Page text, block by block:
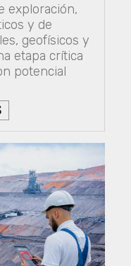
exploración,
y de
geofísicos y
etapa crítica
potencial